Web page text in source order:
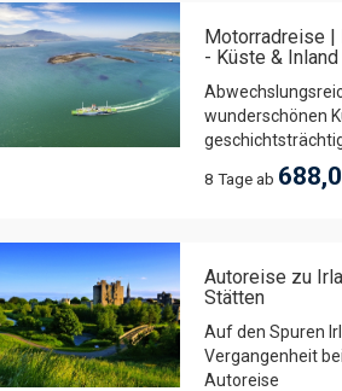
Motorradreise
- Küste & Inland
wunderschönen
8 Tage ab
Autoreise zu
Stätten
Auf den Spuren
Vergangenheit
Autoreise